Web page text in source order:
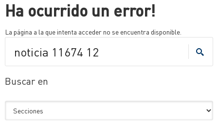
Ha ocurrido un error!
La página a la que intenta acceder no se encuentra disponible.
Buscar en